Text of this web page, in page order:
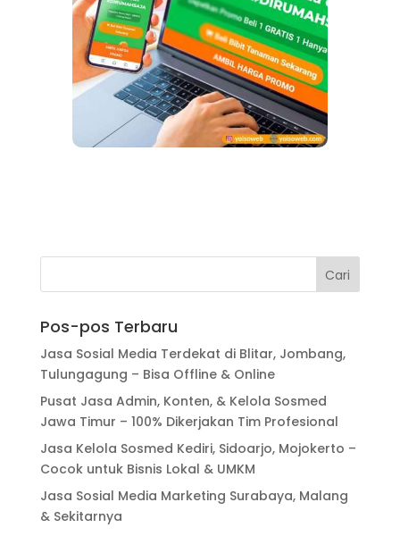
Pos-pos Terbaru
Jasa Sosial Media Terdekat di Blitar, Jombang,
Tulungagung – Bisa Offline & Online
Pusat Jasa Admin, Konten, & Kelola Sosmed
Jawa Timur – 100% Dikerjakan Tim Profesional
Jasa Kelola Sosmed Kediri, Sidoarjo, Mojokerto –
Cocok untuk Bisnis Lokal & UMKM
Jasa Sosial Media Marketing Surabaya, Malang
& Sekitarnya